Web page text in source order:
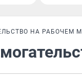
НА РАБОЧЕМ